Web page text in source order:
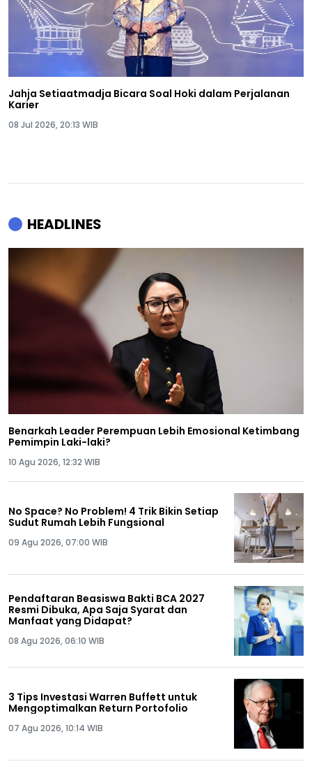
Jahja Setiaatmadja Bicara Soal Hoki dalam Perjalanan
Karier
08 Jul 2026, 20:13 WIB
HEADLINES
Benarkah Leader Perempuan Lebih Emosional Ketimbang
Pemimpin Laki-laki?
10 Agu 2026, 12:32 WIB
No Space? No Problem! 4 Trik Bikin Setiap
Sudut Rumah Lebih Fungsional
09 Agu 2026, 07:00 WIB
Pendaftaran Beasiswa Bakti BCA 2027
Resmi Dibuka, Apa Saja Syarat dan
Manfaat yang Didapat?
08 Agu 2026, 06:10 WIB
3 Tips Investasi Warren Buffett untuk
Mengoptimalkan Return Portofolio
07 Agu 2026, 10:14 WIB